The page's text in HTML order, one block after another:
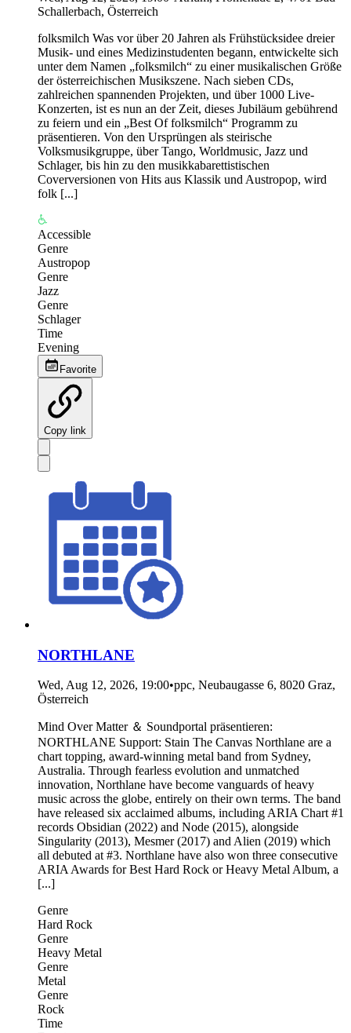
Schallerbach, Österreich
folksmilch Was vor über 20 Jahren als Frühstücksidee dreier
Musik- und eines Medizinstudenten begann, entwickelte sich
unter dem Namen „folksmilch“ zu einer musikalischen Größe
der österreichischen Musikszene. Nach sieben CDs,
zahlreichen spannenden Projekten, und über 1000 Live-
Konzerten, ist es nun an der Zeit, dieses Jubiläum gebührend
zu feiern und ein „Best Of folksmilch“ Programm zu
präsentieren. Von den Ursprüngen als steirische
Volksmusikgruppe, über Tango, Worldmusic, Jazz und
Schlager, bis hin zu den musikkabarettistischen
Coverversionen von Hits aus Klassik und Austropop, wird
folk [...]
Accessible
Genre
Austropop
Genre
Jazz
Genre
Schlager
Time
Evening
Favorite
Copy link
NORTHLANE
Wed, Aug 12, 2026, 19:00•ppc, Neubaugasse 6, 8020 Graz,
Österreich
Mind Over Matter ＆ Soundportal präsentieren:
NORTHLANE Support: Stain The Canvas Northlane are a
chart topping, award-winning metal band from Sydney,
Australia. Through fearless evolution and unmatched
innovation, Northlane have become vanguards of heavy
music across the globe, entirely on their own terms. The band
have released six acclaimed albums, including ARIA Chart #1
records Obsidian (2022) and Node (2015), alongside
Singularity (2013), Mesmer (2017) and Alien (2019) which
all debuted at #3. Northlane have also won three consecutive
ARIA Awards for Best Hard Rock or Heavy Metal Album, a
[...]
Genre
Hard Rock
Genre
Heavy Metal
Genre
Metal
Genre
Rock
Time